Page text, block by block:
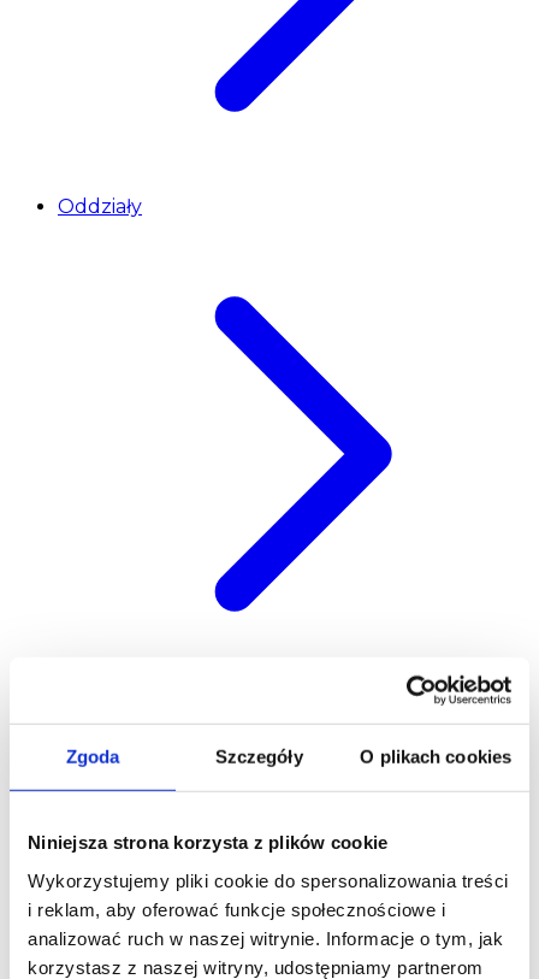
Zgoda Szczegóły O plikach cookies
Niniejsza strona korzysta z plików cookie
Wykorzystujemy pliki cookie do spersonalizowania treści
i reklam, aby oferować funkcje społecznościowe i
analizować ruch w naszej witrynie. Informacje o tym, jak
korzystasz z naszej witryny, udostępniamy partnerom
Oddziały